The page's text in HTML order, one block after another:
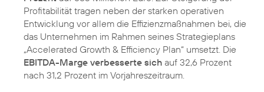
Profitabilität tragen neben der starken operativen
Entwicklung vor allem die Effizienzmaßnahmen bei, die
das Unternehmen im Rahmen seines Strategieplans
„Accelerated Growth & Efficiency Plan“ umsetzt. Die
EBITDA-Marge verbesserte sich auf 32,6 Prozent
nach 31,2 Prozent im Vorjahreszeitraum.